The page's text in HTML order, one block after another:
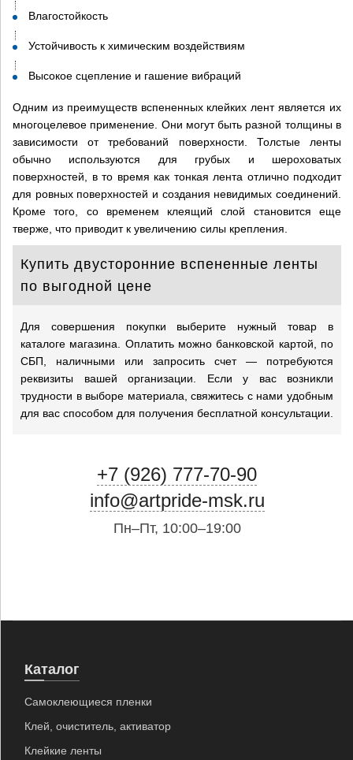
Влагостойкость
Устойчивость к химическим воздействиям
Высокое сцепление и гашение вибраций
Одним из преимуществ вспененных клейких лент является их
многоцелевое применение. Они могут быть разной толщины в
зависимости от требований поверхности. Толстые ленты
обычно используются для грубых и шероховатых
поверхностей, в то время как тонкая лента отлично подходит
для ровных поверхностей и создания невидимых соединений.
Кроме того, со временем клеящий слой становится еще
тверже, что приводит к увеличению силы крепления.
Купить двусторонние вспененные ленты
по выгодной цене
Для совершения покупки выберите нужный товар в
каталоге магазина. Оплатить можно банковской картой, по
СБП, наличными или запросить счет — потребуются
реквизиты вашей организации. Если у вас возникли
трудности в выборе материала, свяжитесь с нами удобным
для вас способом для получения бесплатной консультации.
+7 (926) 777-70-90
info@artpride-msk.ru
Пн–Пт, 10:00–19:00
Каталог
Самоклеющиеся пленки
Клей, очиститель, активатор
Клейкие ленты
+7 (926) 7777-090